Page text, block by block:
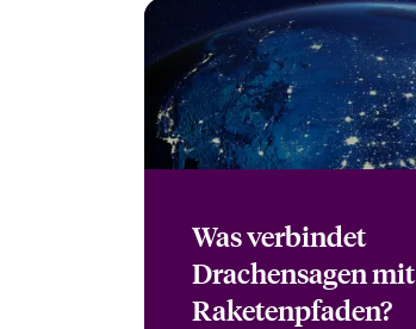
Was verbindet
Drachensagen mit
Raketenpfaden?